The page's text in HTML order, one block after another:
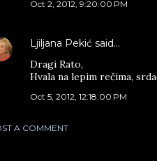
Oct 2, 2012, 9:20:00 PM
Ljiljana Pekić said…
Dragi Rato,
Hvala na lepim rečima,
Oct 5, 2012, 12:18:00 PM
A COMMENT